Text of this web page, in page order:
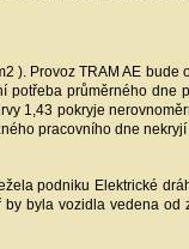
). Provoz TRAM AE
průměrného dne
1,43 pokryje
pracovního dne
podniku Elektrické
byla vozidla vedena